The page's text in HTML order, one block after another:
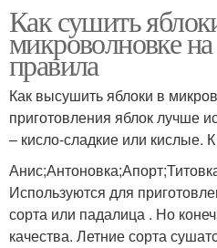
Как сушить
микроволновке
правила
Как высушить яблоки в
приготовления яблок лучше
– кисло-сладкие или кислые.
Используются для
сорта или падалица . Но
качества. Летние сорта